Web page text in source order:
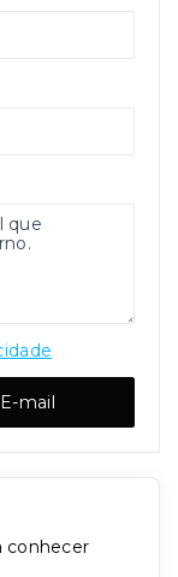
E-mail
conhecer